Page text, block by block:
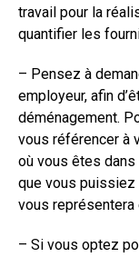
travail pour la
quantifier les
– Pensez à
employeur, afin
déménagement.
vous référencer à
où vous êtes dans
que vous puissiez
vous représentera
– Si vous optez